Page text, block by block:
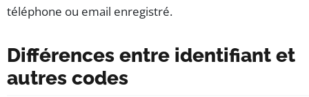
téléphone ou email enregistré.
Différences entre identifiant et
autres codes